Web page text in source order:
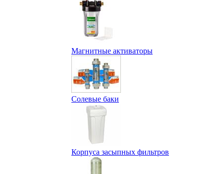
Магнитные активаторы
Солевые баки
Корпуса засыпных фильтров